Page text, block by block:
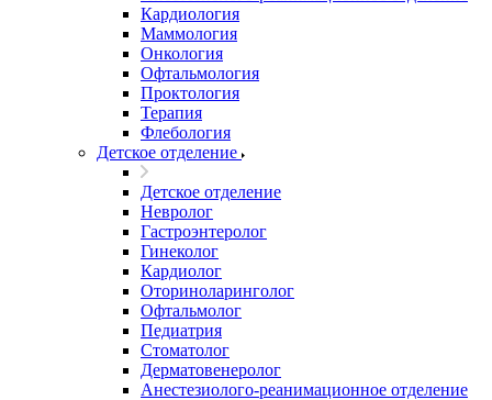
Кардиология
Маммология
Онкология
Офтальмология
Проктология
Терапия
Флебология
Детское отделение
Детское отделение
Невролог
Гастроэнтеролог
Гинеколог
Кардиолог
Оториноларинголог
Офтальмолог
Педиатрия
Стоматолог
Дерматовенеролог
Анестезиолого-реанимационное отделение